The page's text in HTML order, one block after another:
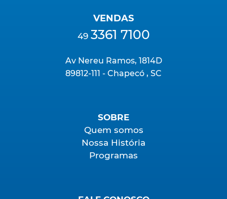
VENDAS
49 3361 7100
Av Nereu Ramos, 1814D
89812-111 - Chapecó , SC
SOBRE
Quem somos
Nossa História
Programas